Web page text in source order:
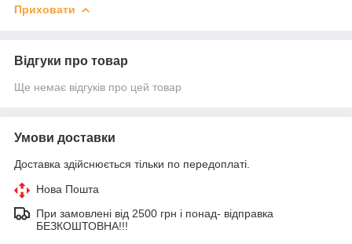
Приховати
Відгуки про товар
Ще немає відгуків про цей товар
Умови доставки
Доставка здійснюється тільки по передоплаті.
Нова Пошта
При замовлені від 2500 грн і понад- відправка
БЕЗКОШТОВНА!!!